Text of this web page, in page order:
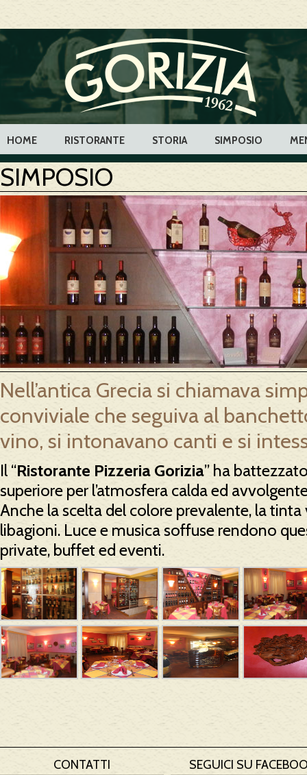
HOME RISTORANTE STORIA SIMPOSIO
SIMPOSIO
Nell’antica Grecia si chiamava
conviviale che seguiva al
vino, si intonavano canti e si
Il “Ristorante Pizzeria Gorizia” ha
superiore per l’atmosfera calda ed
Anche la scelta del colore prevalente, la
libagioni. Luce e musica soffuse rendono
private, buffet ed eventi.
CONTATTI SEGUICI SU